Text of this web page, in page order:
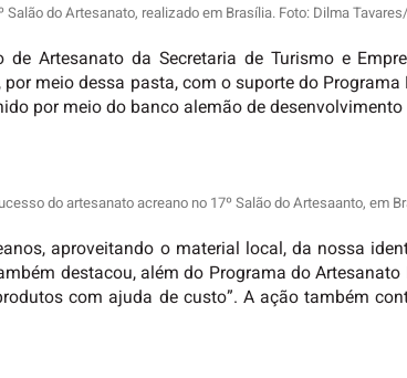
do Artesanato, realizado em Brasília. Foto: Dilma
Artesanato da Secretaria de Turismo e
meio dessa pasta, com o suporte do
por meio do banco alemão de desenvolvimento
do artesanato acreano no 17º Salão do Artesaanto, em
aproveitando o material local, da nossa
destacou, além do Programa do
com ajuda de custo”. A ação também